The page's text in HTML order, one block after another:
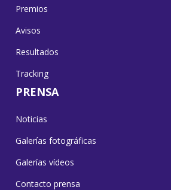
Premios
Avisos
Resultados
Tracking
PRENSA
Noticias
Galerías fotográficas
Galerías vídeos
Contacto prensa